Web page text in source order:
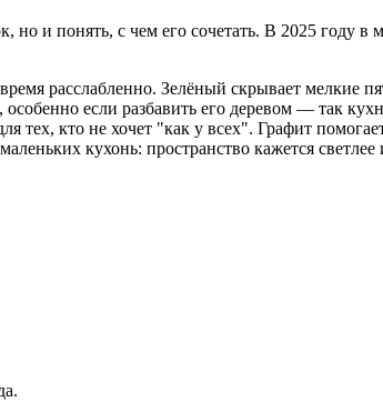
и понять, с чем его сочетать. В 2025 году в
расслабленно. Зелёный скрывает мелкие
если разбавить его деревом — так
кто не хочет "как у всех". Графит
кухонь: пространство кажется светлее